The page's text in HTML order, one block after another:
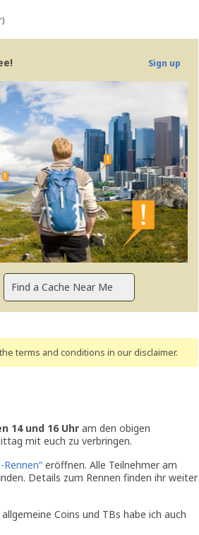
Sign up
terms and conditions in our disclaimer.
14 und 16 Uhr am den obigen
mit euch zu verbringen.
eröffnen. Alle Teilnehmer am
Details zum Rennen finden ihr weiter
Coins und TBs habe ich auch